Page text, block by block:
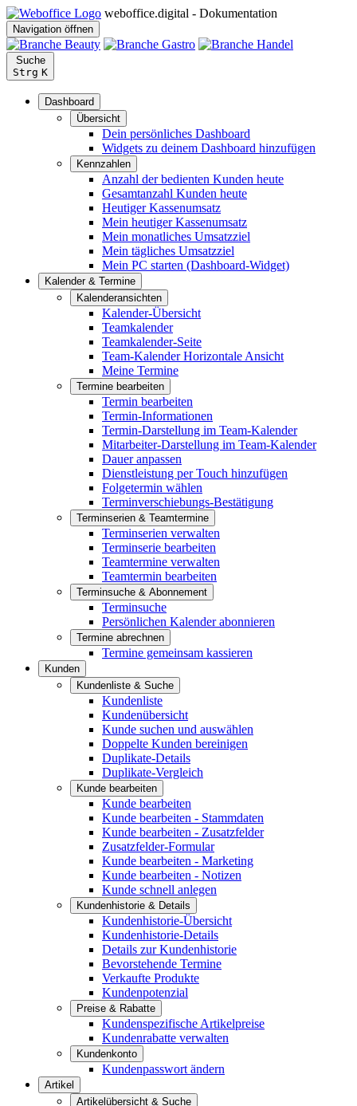
weboffice.digital - Dokumentation
Navigation öffnen
Suche
Strg K
Dashboard
Übersicht
Dein persönliches Dashboard
Widgets zu deinem Dashboard hinzufügen
Kennzahlen
Anzahl der bedienten Kunden heute
Gesamtanzahl Kunden heute
Heutiger Kassenumsatz
Mein heutiger Kassenumsatz
Mein monatliches Umsatzziel
Mein tägliches Umsatzziel
Mein PC starten (Dashboard-Widget)
Kalender & Termine
Kalenderansichten
Kalender-Übersicht
Teamkalender
Teamkalender-Seite
Team-Kalender Horizontale Ansicht
Meine Termine
Termine bearbeiten
Termin bearbeiten
Termin-Informationen
Termin-Darstellung im Team-Kalender
Mitarbeiter-Darstellung im Team-Kalender
Dauer anpassen
Dienstleistung per Touch hinzufügen
Folgetermin wählen
Terminverschiebungs-Bestätigung
Terminserien & Teamtermine
Terminserien verwalten
Terminserie bearbeiten
Teamtermine verwalten
Teamtermin bearbeiten
Terminsuche & Abonnement
Terminsuche
Persönlichen Kalender abonnieren
Termine abrechnen
Termine gemeinsam kassieren
Kunden
Kundenliste & Suche
Kundenliste
Kundenübersicht
Kunde suchen und auswählen
Doppelte Kunden bereinigen
Duplikate-Details
Duplikate-Vergleich
Kunde bearbeiten
Kunde bearbeiten
Kunde bearbeiten - Stammdaten
Kunde bearbeiten - Zusatzfelder
Zusatzfelder-Formular
Kunde bearbeiten - Marketing
Kunde bearbeiten - Notizen
Kunde schnell anlegen
Kundenhistorie & Details
Kundenhistorie-Übersicht
Kundenhistorie-Details
Details zur Kundenhistorie
Bevorstehende Termine
Verkaufte Produkte
Kundenpotenzial
Preise & Rabatte
Kundenspezifische Artikelpreise
Kundenrabatte verwalten
Kundenkonto
Kundenpasswort ändern
Artikel
Artikelübersicht & Suche